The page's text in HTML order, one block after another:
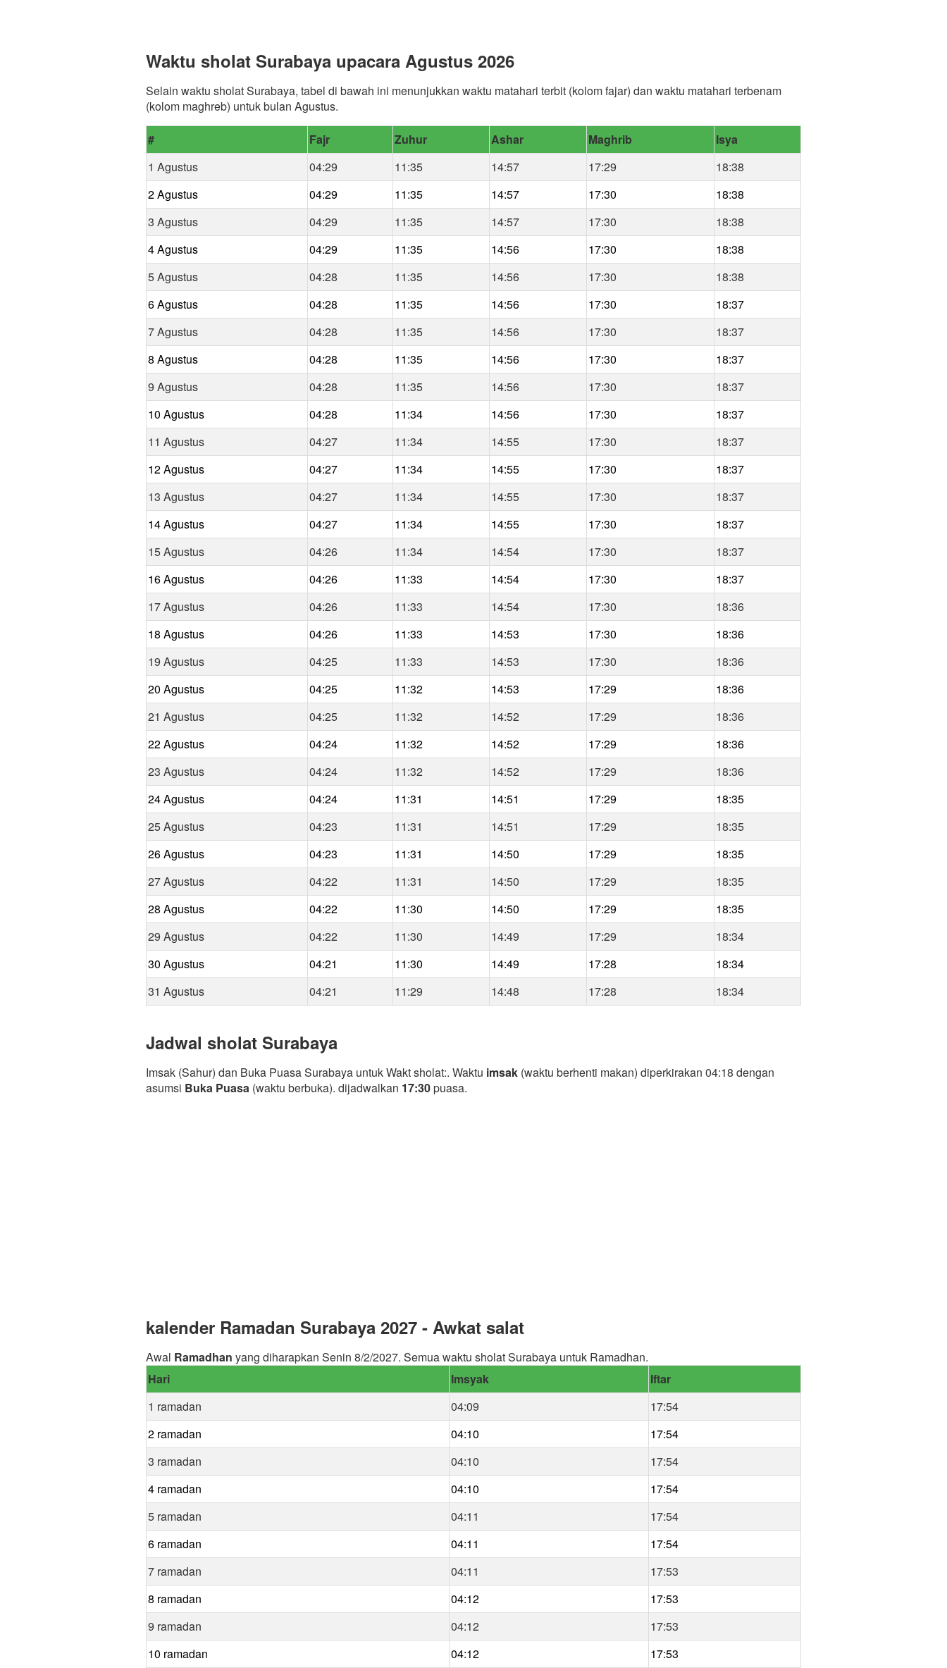
Waktu sholat Surabaya upacara Agustus 2026
Selain waktu sholat Surabaya, tabel di bawah ini menunjukkan waktu matahari terbit (kolom fajar) dan waktu matahari terbenam
(kolom maghreb) untuk bulan Agustus.
# Fajr Zuhur Ashar Maghrib
Isya
1 Agustus
04:29 11:35 14:57 17:29
18:38
2 Agustus
04:29 11:35 14:57 17:30
18:38
3 Agustus
04:29 11:35 14:57 17:30
18:38
4 Agustus
04:29 11:35 14:56 17:30
18:38
5 Agustus
04:28 11:35 14:56 17:30
18:38
6 Agustus
04:28 11:35 14:56 17:30
18:37
7 Agustus
04:28 11:35 14:56 17:30
18:37
8 Agustus
04:28 11:35 14:56 17:30
18:37
9 Agustus
04:28 11:35 14:56 17:30
18:37
10 Agustus
04:28 11:34 14:56 17:30
18:37
11 Agustus
04:27 11:34 14:55 17:30
18:37
12 Agustus
04:27 11:34 14:55 17:30
18:37
13 Agustus
04:27 11:34 14:55 17:30
18:37
14 Agustus
04:27 11:34 14:55 17:30
18:37
15 Agustus
04:26 11:34 14:54 17:30
18:37
16 Agustus
04:26 11:33 14:54 17:30
18:37
17 Agustus
04:26 11:33 14:54 17:30
18:36
18 Agustus
04:26 11:33 14:53 17:30
18:36
19 Agustus
04:25 11:33 14:53 17:30
18:36
20 Agustus
04:25 11:32 14:53 17:29
18:36
21 Agustus
04:25 11:32 14:52 17:29
18:36
22 Agustus
04:24 11:32 14:52 17:29
18:36
23 Agustus
04:24 11:32 14:52 17:29
18:36
24 Agustus
04:24 11:31 14:51 17:29
18:35
25 Agustus
04:23 11:31 14:51 17:29
18:35
26 Agustus
04:23 11:31 14:50 17:29
18:35
27 Agustus
04:22 11:31 14:50 17:29
18:35
28 Agustus
04:22 11:30 14:50 17:29
18:35
29 Agustus
04:22 11:30 14:49 17:29
18:34
30 Agustus
04:21 11:30 14:49 17:28
18:34
31 Agustus
04:21 11:29 14:48 17:28 18:34
Jadwal sholat Surabaya
Imsak (Sahur) dan Buka Puasa Surabaya untuk Wakt sholat:. Waktu imsak (waktu berhenti makan) diperkirakan 04:18 dengan
asumsi Buka Puasa (waktu berbuka). dijadwalkan 17:30puasa.
kalender Ramadan Surabaya 2027 - Awkat salat
Awal Ramadhan yang diharapkan Senin 8/2/2027. Semua waktu sholat Surabaya untuk Ramadhan.
Hari
Imsyak
Iftar
1 ramadan
04:09
17:54
2 ramadan
04:10
17:54
3 ramadan
04:10
17:54
4 ramadan
04:10
17:54
5 ramadan
04:11
17:54
6 ramadan
04:11
17:54
7 ramadan
04:11
17:53
8 ramadan
04:12
17:53
9 ramadan
04:12
17:53
10 ramadan
04:12 17:53